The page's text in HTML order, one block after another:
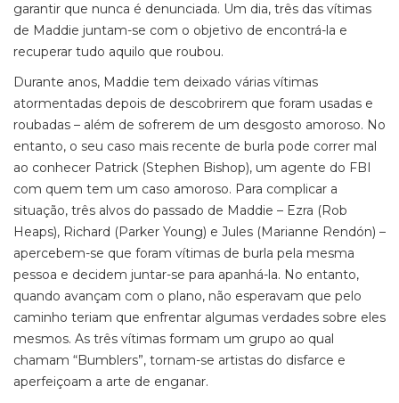
garantir que nunca é denunciada. Um dia, três das vítimas
de Maddie juntam-se com o objetivo de encontrá-la e
recuperar tudo aquilo que roubou.
Durante anos, Maddie tem deixado várias vítimas
atormentadas depois de descobrirem que foram usadas e
roubadas – além de sofrerem de um desgosto amoroso. No
entanto, o seu caso mais recente de burla pode correr mal
ao conhecer Patrick (Stephen Bishop), um agente do FBI
com quem tem um caso amoroso. Para complicar a
situação, três alvos do passado de Maddie – Ezra (Rob
Heaps), Richard (Parker Young) e Jules (Marianne Rendón) –
apercebem-se que foram vítimas de burla pela mesma
pessoa e decidem juntar-se para apanhá-la. No entanto,
quando avançam com o plano, não esperavam que pelo
caminho teriam que enfrentar algumas verdades sobre eles
mesmos. As três vítimas formam um grupo ao qual
chamam “Bumblers”, tornam-se artistas do disfarce e
aperfeiçoam a arte de enganar.